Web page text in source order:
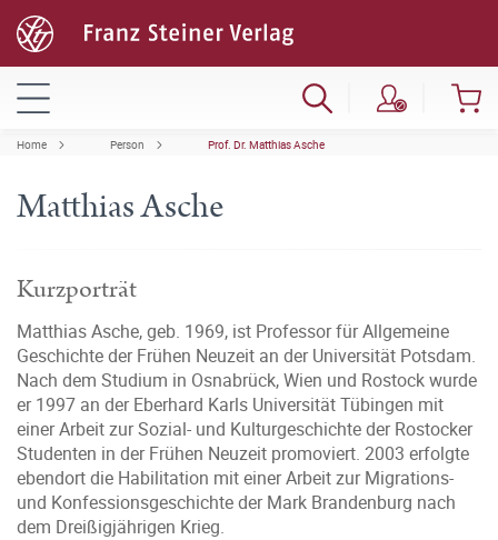
Home Person Prof. Dr. Matthias Asche
Matthias Asche
Kurzporträt
Matthias Asche, geb. 1969, ist Professor für Allgemeine
Geschichte der Frühen Neuzeit an der Universität Potsdam.
Nach dem Studium in Osnabrück, Wien und Rostock wurde
er 1997 an der Eberhard Karls Universität Tübingen mit
einer Arbeit zur Sozial- und Kulturgeschichte der Rostocker
Studenten in der Frühen Neuzeit promoviert. 2003 erfolgte
ebendort die Habilitation mit einer Arbeit zur Migrations-
und Konfessionsgeschichte der Mark Brandenburg nach
dem Dreißigjährigen Krieg.